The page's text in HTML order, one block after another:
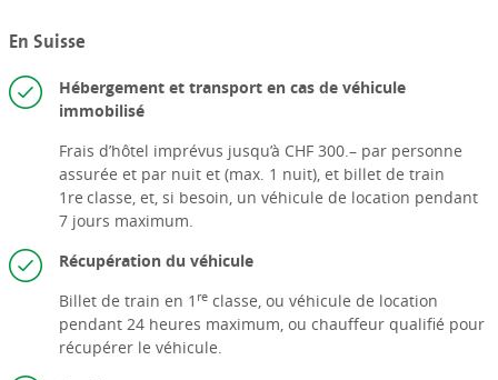
En Suisse
Hébergement et transport en cas de véhicule
immobilisé
Frais d’hôtel imprévus jusqu’à CHF 300.– par personne
assurée et par nuit et (max. 1 nuit), et billet de train
1re classe, et, si besoin, un véhicule de location pendant
7 jours maximum.
Récupération du véhicule
Billet de train en 1 reclasse, ou véhicule de location
pendant 24 heures maximum, ou chauffeur qualifié pour
récupérer le véhicule.